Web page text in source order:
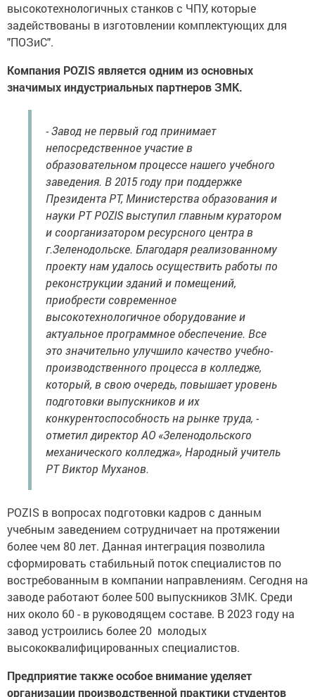
высокотехнологичных станков с ЧПУ, которые
задействованы в изготовлении комплектующих для
"ПОЗиС".
Компания POZIS является одним из основных
значимых индустриальных партнеров ЗМК.
- Завод не первый год принимает
непосредственное участие в
образовательном процессе нашего учебного
заведения. В 2015 году при поддержке
Президента РТ, Министерства образования и
науки РТ POZIS выступил главным куратором
и соорганизатором ресурсного центра в
г.Зеленодольске. Благодаря реализованному
проекту нам удалось осуществить работы по
реконструкции зданий и помещений,
приобрести современное
высокотехнологичное оборудование и
актуальное программное обеспечение. Все
это значительно улучшило качество учебно-
производственного процесса в колледже,
который, в свою очередь, повышает уровень
подготовки выпускников и их
конкурентоспособность на рынке труда, -
отметил директор АО «Зеленодольского
механического колледжа», Народный учитель
РТ Виктор Муханов.
POZIS в вопросах подготовки кадров с данным
учебным заведением сотрудничает на протяжении
более чем 80 лет. Данная интеграция позволила
сформировать стабильный поток специалистов по
востребованным в компании направлениям. Сегодня на
заводе работают более 500 выпускников ЗМК. Среди
них около 60 - в руководящем составе. В 2023 году на
завод устроились более 20 молодых
высококвалифицированных специалистов.
Предприятие также особое внимание уделяет
организации производственной практики студентов